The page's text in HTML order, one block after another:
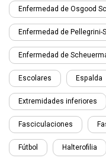
Enfermedad de Osgood
Enfermedad de Pellegrini-
Enfermedad de
Escolares Espalda
Extremidades inferiores
Fasciculaciones
Fútbol Halterofilia